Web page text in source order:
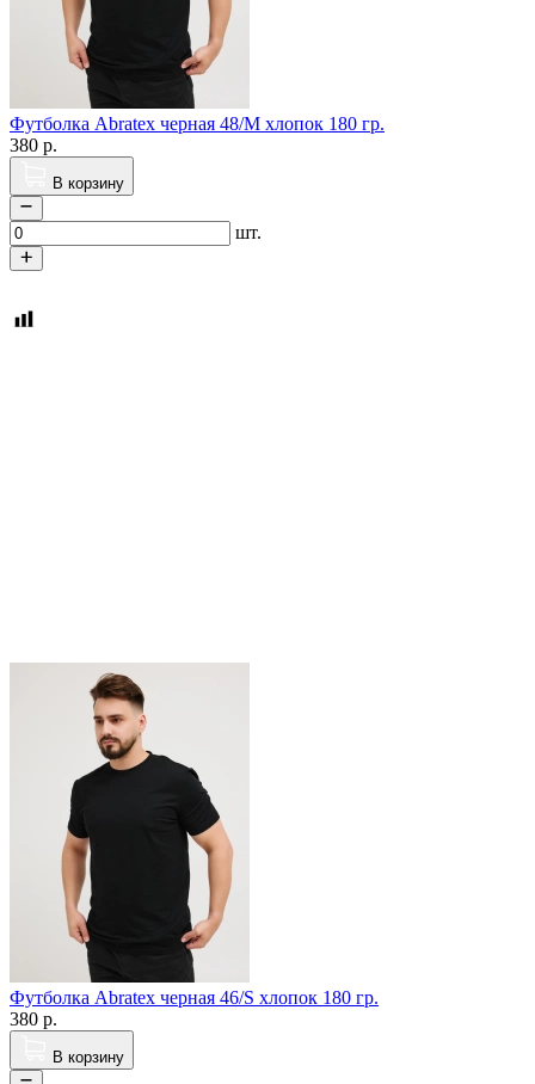
Футболка Abratex черная 48/M хлопок 180 гр.
380 р.
В корзину
шт.
Футболка Abratex черная 46/S хлопок 180 гр.
380 р.
В корзину